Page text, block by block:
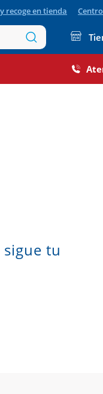
recoge en tienda
tu